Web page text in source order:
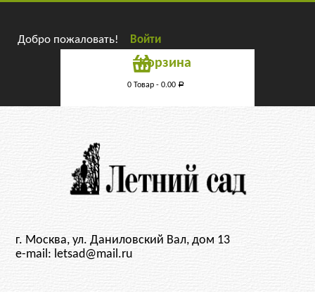
Добро пожаловать! Войти
Корзина
0 Товар - 0.00 Р
г. Москва, ул. Даниловский Вал, дом 13
e-mail: letsad@mail.ru